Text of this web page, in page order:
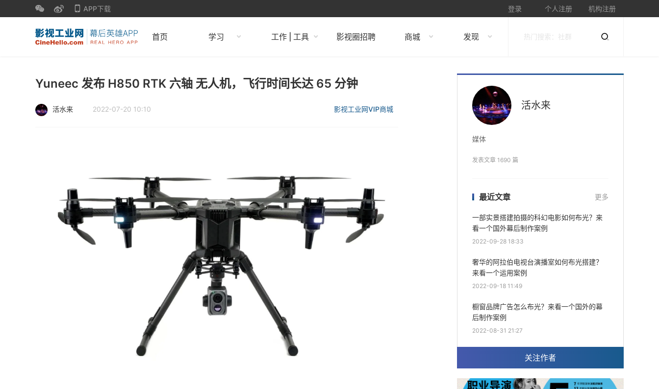
APP下载 登录 个人注册 机构注册
首页 学习 工作 | 工具 影视圈招聘 商城 发现
Yuneec 发布 H850 RTK 六轴 无人机，飞行时间长达 65 分钟
活水来 2022-07-20 10:10 影视工业网VIP商城 活水来
媒体
发表文章 1690 篇
最近文章 更多
一部实景搭建拍摄的科幻电影如何布光？来
看一个国外幕后制作案例
2022-09-28 18:33
奢华的阿拉伯电视台演播室如何布光搭建？
来看一个运用案例
2022-09-18 11:49
橱窗品牌广告怎么布光？来看一个国外的幕
后制作案例
2022-08-31 21:27
关注作者